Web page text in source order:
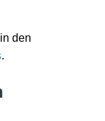
den
.